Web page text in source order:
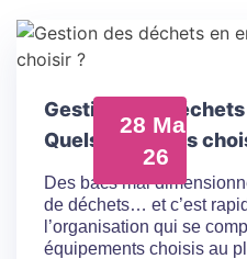
28 Mai
26
Gestion des
Quels matériels
Des bacs mal
de déchets… et c’est
l’organisation qui se
équipements choisis au